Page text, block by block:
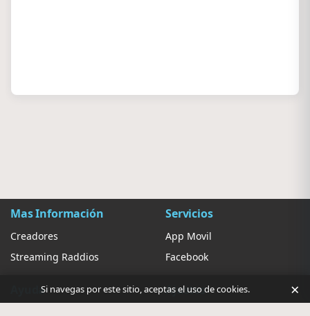
Mas Información
Creadores
Streaming Raddios
Servicios
App Movil
Facebook
Ayuda Ajustes
Si navegas por este sitio, aceptas el uso de cookies. ×